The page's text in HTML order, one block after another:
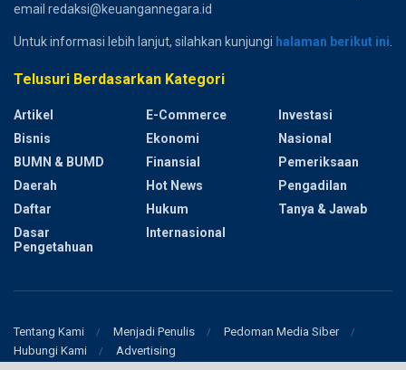
email redaksi@keuangannegara.id
Untuk informasi lebih lanjut, silahkan kunjungi halaman berikut ini
Telusuri Berdasarkan Kategori
Artikel
Bisnis
BUMN & BUMD
Daerah
Daftar
Dasar
Pengetahuan
E-Commerce
Ekonomi
Finansial
Hot News
Hukum
Internasional
Investasi
Nasional
Pemeriksaan
Pengadilan
Tanya & Jawab
Tentang Kami Menjadi Penulis
Pedoman Media Siber
Hubungi Kami
Advertising